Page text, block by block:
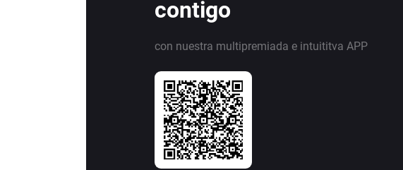
contigo
con nuestra multipremiada e intuititva APP